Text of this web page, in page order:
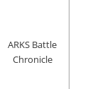
ARKS Battle
Chronicle